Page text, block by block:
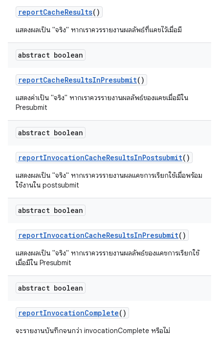
reportCacheResults()
แสดงผลเป็น "จริง" หากเราควรรายงานผลลัพธ์ที่แคชไว้เมื่อมี
abstract boolean
reportCacheResultsInPresubmit()
แสดงค่าเป็น "จริง" หากเราควรรายงานผลลัพธ์ของแคชเมื่อมีใน
Presubmit
abstract boolean
reportInvocationCacheResultsInPostsubmit()
แสดงผลเป็น "จริง" หากเราควรรายงานผลแคชการเรียกใช้เมื่อพร้อม
ใช้งานใน postsubmit
abstract boolean
reportInvocationCacheResultsInPresubmit()
แสดงผลเป็น "จริง" หากเราควรรายงานผลลัพธ์ของแคชการเรียกใช้
เมื่อมีใน Presubmit
abstract boolean
reportInvocationComplete()
จะรายงานบันทึกจนกว่า invocationComplete หรือไม่